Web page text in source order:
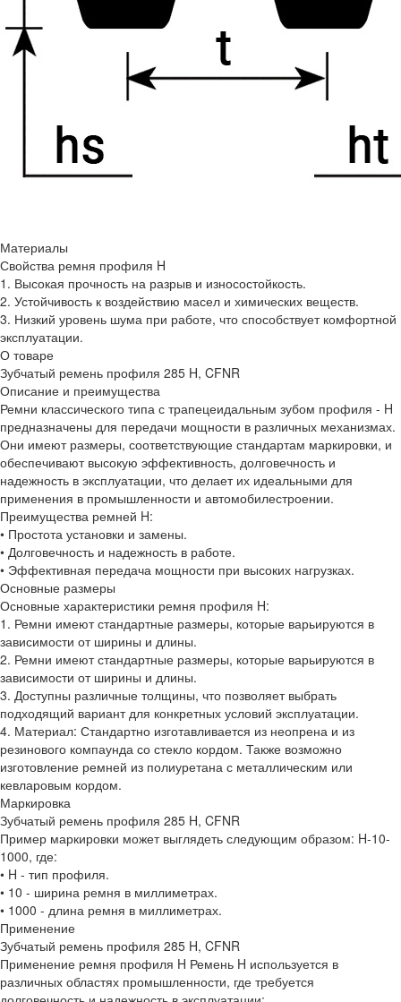
Материалы
Свойства ремня профиля H
1. Высокая прочность на разрыв и износостойкость.
2. Устойчивость к воздействию масел и химических веществ.
3. Низкий уровень шума при работе, что способствует комфортной
эксплуатации.
О товаре
Зубчатый ремень профиля 285 H, CFNR
Описание и преимущества
Ремни классического типа с трапецеидальным зубом профиля - H
предназначены для передачи мощности в различных механизмах.
Они имеют размеры, соответствующие стандартам маркировки, и
обеспечивают высокую эффективность, долговечность и
надежность в эксплуатации, что делает их идеальными для
применения в промышленности и автомобилестроении.
Преимущества ремней H:
• Простота установки и замены.
• Долговечность и надежность в работе.
• Эффективная передача мощности при высоких нагрузках.
Основные размеры
Основные характеристики ремня профиля H:
1. Ремни имеют стандартные размеры, которые варьируются в
зависимости от ширины и длины.
2. Ремни имеют стандартные размеры, которые варьируются в
зависимости от ширины и длины.
3. Доступны различные толщины, что позволяет выбрать
подходящий вариант для конкретных условий эксплуатации.
4. Материал: Стандартно изготавливается из неопрена и из
резинового компаунда со стекло кордом. Также возможно
изготовление ремней из полиуретана с металлическим или
кевларовым кордом.
Маркировка
Зубчатый ремень профиля 285 H, CFNR
Пример маркировки может выглядеть следующим образом: H-10-
1000, где:
• H - тип профиля.
• 10 - ширина ремня в миллиметрах.
• 1000 - длина ремня в миллиметрах.
Применение
Зубчатый ремень профиля 285 H, CFNR
Применение ремня профиля H Ремень H используется в
различных областях промышленности, где требуется